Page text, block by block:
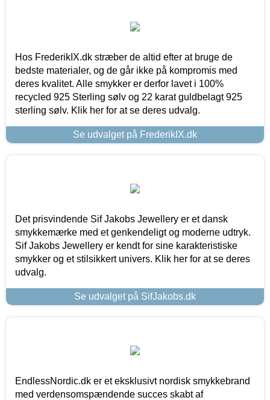
Hos FrederikIX.dk stræber de altid efter at bruge de
bedste materialer, og de går ikke på kompromis med
deres kvalitet. Alle smykker er derfor lavet i 100%
recycled 925 Sterling sølv og 22 karat guldbelagt 925
sterling sølv. Klik her for at se deres udvalg.
Se udvalget på FrederikIX.dk
Det prisvindende Sif Jakobs Jewellery er et dansk
smykkemærke med et genkendeligt og moderne udtryk.
Sif Jakobs Jewellery er kendt for sine karakteristiske
smykker og et stilsikkert univers. Klik her for at se deres
udvalg.
Se udvalget på SifJakobs.dk
EndlessNordic.dk er et eksklusivt nordisk smykkebrand
med verdensomspændende succes skabt af